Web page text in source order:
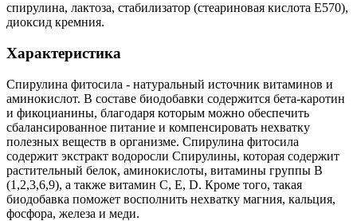
спирулина, лактоза, стабилизатор (стеариновая кислота Е570),
диоксид кремния.
Характеристика
Спирулина фитосила - натуральный источник витаминов и
аминокислот. В составе биодобавки содержится бета-каротин
и фикоцианины, благодаря которым можно обеспечить
сбалансированное питание и компенсировать нехватку
полезных веществ в организме. Спирулина фитосила
содержит экстракт водоросли Спирулины, которая содержит
растительный белок, аминокислоты, витамины группы В
(1,2,3,6,9), а также витамин С, Е, D. Кроме того, такая
биодобавка поможет восполнить нехватку магния, кальция,
фосфора, железа и меди.